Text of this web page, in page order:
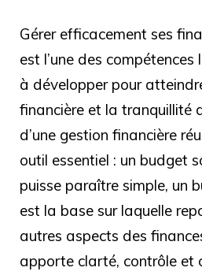
Gérer efficacement ses
est l’une des
à développer pour
financière et la tranquillité
d’une gestion financière
outil essentiel : un budget
puisse paraître simple, un
est la base sur laquelle
autres aspects des
apporte clarté, contrôle et